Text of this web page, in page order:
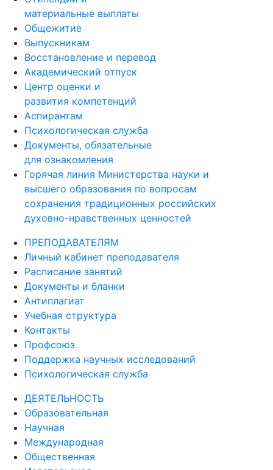
материальные выплаты
Общежитие
Выпускникам
Восстановление и перевод
Академический отпуск
Центр оценки и
развития компетенций
Аспирантам
Психологическая служба
Документы, обязательные
для ознакомления
Горячая линия Министерства науки и
высшего образования по вопросам
сохранения традиционных российских
духовно-нравственных ценностей
ПРЕПОДАВАТЕЛЯМ
Личный кабинет преподавателя
Расписание занятий
Документы и бланки
Антиплагиат
Учебная структура
Контакты
Профсоюз
Поддержка научных исследований
Психологическая служба
ДЕЯТЕЛЬНОСТЬ
Образовательная
Научная
Международная
Общественная